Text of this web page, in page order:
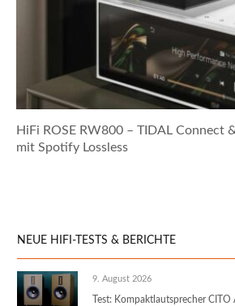
HiFi ROSE RW800 – TIDAL Connect
mit Spotify Lossless
NEUE HIFI-TESTS & BERICHTE
9. August 2026
Test: Kompaktlautsprecher